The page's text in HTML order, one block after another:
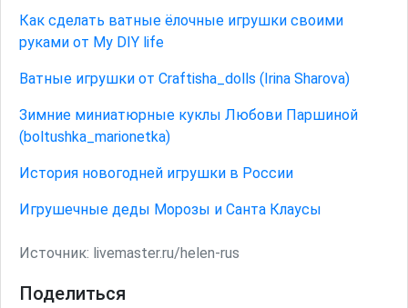
Как сделать ватные ёлочные игрушки своими
руками от My DIY life
Ватные игрушки от Craftisha_dolls (Irina Sharova)
Зимние миниатюрные куклы Любови Паршиной
(boltushka_marionetka)
История новогодней игрушки в России
Игрушечные деды Морозы и Санта Клаусы
Источник: livemaster.ru/helen-rus
Поделиться